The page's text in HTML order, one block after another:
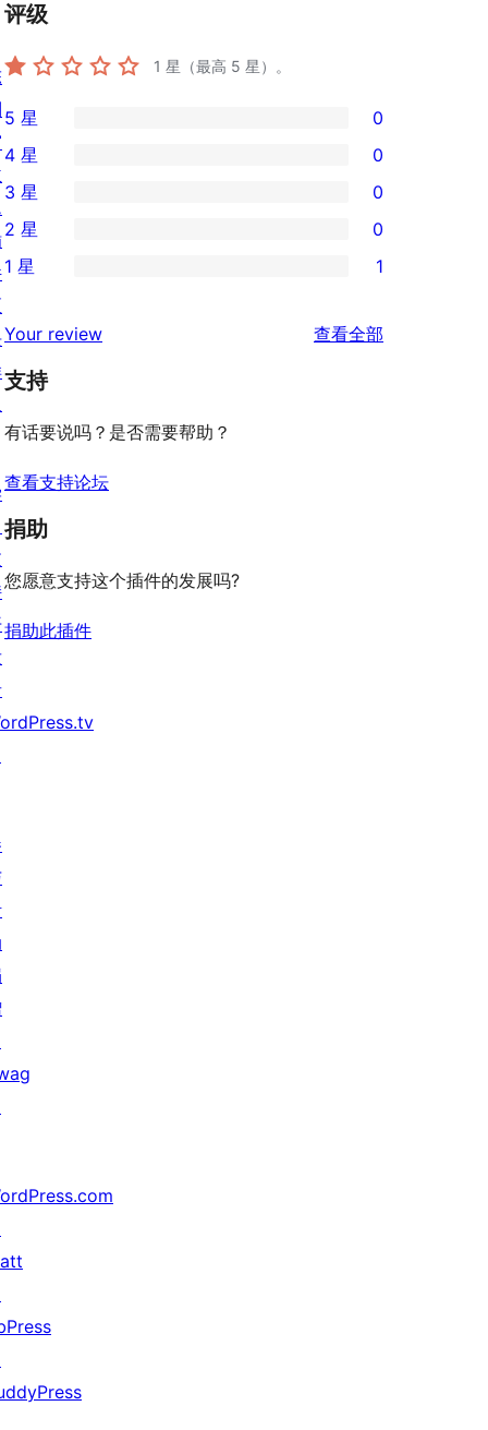
评级
1 星（最高 5 星）。
0
条
5
星
评
5 星 0
条
4
星
价
4 星 0
0
条
3
评
价
3 星 0
条
星
评
2 星 0
1
星
价
1 星 1
Your review 查看全部
支持
有话要说吗？是否需要帮助？
查看支持论坛
捐助
您愿意支持这个插件的发展吗?
捐助此插件